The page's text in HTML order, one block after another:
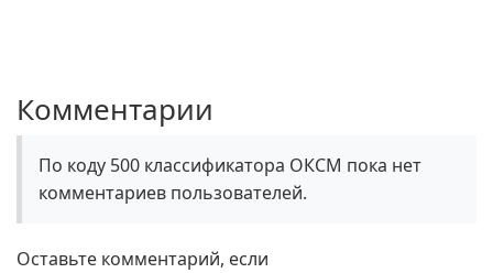
Комментарии
По коду 500 классификатора ОКСМ пока нет
комментариев пользователей.
Оставьте комментарий, если